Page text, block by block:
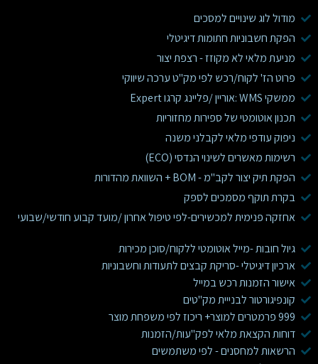
מודול לוג שינויים למסכים
הפקת חשבוניות חתומות דיגיטלי
מניעת מלאי לא מקוזז - רצפת יצור
פרוט הז' לקוח/רכש לפי מק"ט ערכה שיווקי
ממשקי WMS :אוריין /פליינג קרגו Expert
תכנון אוטומטי של ספירות מחזוריות
ניפוק עודפי מלאי לקבלני משנה
רשימות מאשרים לשינוי הנדסי (ECO)
הפקת תיק יצור לקב"מ - BOM + השוואת מהדורות
בקרת תוקף מסמכים לספק
אחזקה פנימית למכשירים-לפי טיפול אחרון /מועד קבוע חודשי/שבועי
גיול חובות -מייל אוטומטי ללקוח/סוכן מכירות
ארכיון דיגיטלי -סריקת קבצים לתעודות וחשבוניות
אישור הזמנות רכש במייל
קונפיגורטור לבנייית מק"טים
999 פרמטרים למוצר+ ריכוז לפי משפחת מוצר
דוחות הקצאת מלאי לפק"עות/הזמנות
הרשאות למחסנים - לפי משתמשים